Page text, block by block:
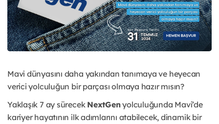
Mavi dünyasını daha yakından tanımaya ve heyecan
verici yolculuğun bir parçası olmaya hazır mısın?
Yaklaşık 7 ay sürecek NextGenyolculuğunda Mavi’de
kariyer hayatının ilk adımlarını atabilecek, dinamik bir